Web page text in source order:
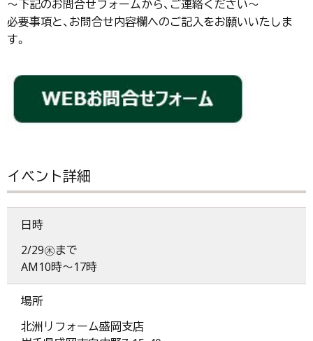
～下記のお問合せフォームから、ご連絡ください～
必要事項と、お問合せ内容欄へのご記入をお願いいたしま
す。
イベント詳細
日時
2/29㊍まで
AM10時～17時
場所
北洲リフォーム盛岡支店